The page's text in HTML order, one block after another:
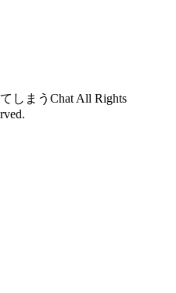
しまうChat All Rights